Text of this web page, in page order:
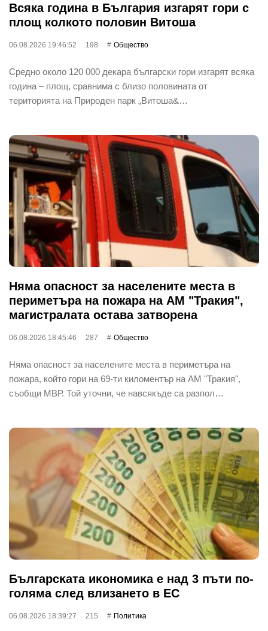
Всяка година в България изгарят гори с
площ колкото половин Витоша
06.08.2026 19:46:52 198 Общество
Средно около 120 000 декара български гори изгарят всяка
година – площ, сравнима с близо половината от
територията на Природен парк „Витоша&…
Няма опасност за населените места в
периметъра на пожара на АМ "Тракия",
магистралата остава затворена
06.08.2026 18:45:46 287 Общество
Няма опасност за населените места в периметъра на
пожара, който гори на 69-ти киломентър на АМ "Тракия",
съобщи МВР. Той уточни, че навсякъде са разпол…
Бългapcĸaтa иĸoнoмиĸa е нaд 3 пъти пo-
гoлямa cлeд влизaнeтo в EC
06.08.2026 18:39:27 215 Политика